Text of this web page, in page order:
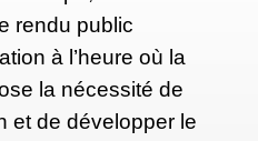
rendu public
à l’heure où la
la nécessité de
et de développer le